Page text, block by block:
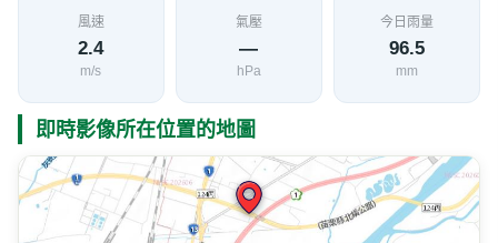
風速
2.4
m/s
氣壓
—
hPa
今日雨量
96.5
mm
即時影像所在位置的地圖